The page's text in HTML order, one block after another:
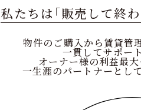
私たちは「販売して終わ
物件のご購入から賃貸管
一貫してサポー
オーナー様の利益最大
一生涯のパートナーとし